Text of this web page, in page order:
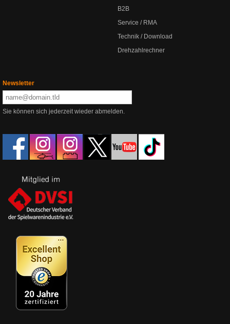
B2B
Service / RMA
Technik / Download
Drehzahlrechner
Newsletter
Sie können sich jederzeit wieder abmelden.